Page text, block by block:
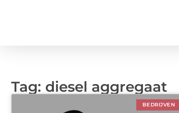
Tag: diesel aggregaat
BEDRIJVEN